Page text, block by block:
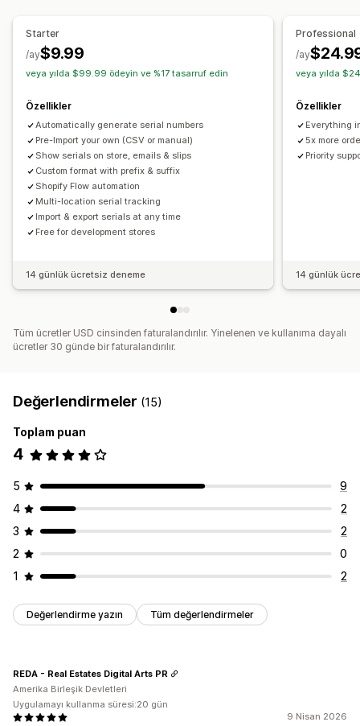
Talep yönetimi
Otomatik işleme Özel politikalar İzleme
Starter
$9.99
/ay
veya yılda $99.99 ödeyin ve %17 tasarruf edin
Özellikler
Automatically generate serial numbers
Pre-Import your own (CSV or manual)
Show serials on store, emails & slips
Custom format with prefix & suffix
Shopify Flow automation
Multi-location serial tracking
Import & export serials at any time
Free for development stores
14 günlük ücretsiz deneme
Professional
/ay
veya yılda
Özellikler
Everything
5x more
Priority
14 günlük
Tüm ücretler USD cinsinden faturalandırılır. Yinelenen ve kullanıma dayalı
ücretler 30 günde bir faturalandırılır.
Değerlendirmeler (15)
Toplam puan
4
5
9
4
2
3
2
2
0
1
2
Değerlendirme yazın Tüm değerlendirmeler
9 Nisan 2026
REDA - Real Estates Digital Arts PR
Amerika Birleşik Devletleri
Uygulamayı kullanma süresi:20 gün